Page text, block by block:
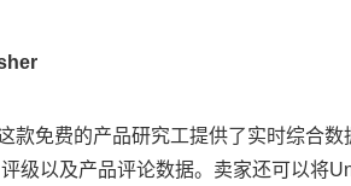
款免费的产品研究工提供了实时综合
级以及产品评论数据。卖家还可以将